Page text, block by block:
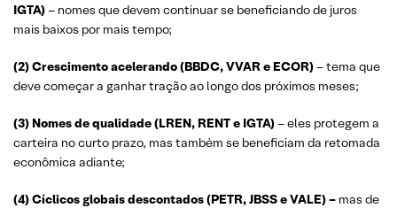
IGTA) – nomes que devem continuar se beneficiando de juros
mais baixos por mais tempo;
(2)Crescimento acelerando (BBDC, VVAR e ECOR) – tema que
deve começar a ganhar tração ao longo dos próximos meses;
(3) Nomes de qualidade (LREN, RENT e IGTA) – eles protegem a
carteira no curto prazo, mas também se beneficiam da retomada
econômica adiante;
(4)Cíclicos globais descontados (PETR, JBSS e VALE) – mas de